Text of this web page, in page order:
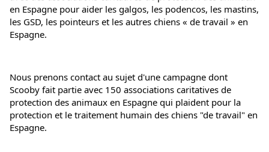
en Espagne pour aider les galgos, les podencos, les mastins,
les GSD, les pointeurs et les autres chiens « de travail » en
Espagne.
Nous prenons contact au sujet d'une campagne dont
Scooby fait partie avec 150 associations caritatives de
protection des animaux en Espagne qui plaident pour la
protection et le traitement humain des chiens "de travail" en
Espagne.